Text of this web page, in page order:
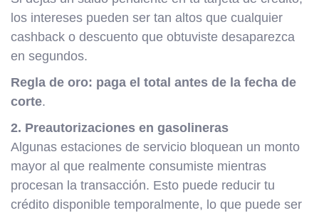
los intereses pueden ser tan altos que cualquier
cashback o descuento que obtuviste desaparezca
en segundos.
Regla de oro: paga el total antes de la fecha de
corte.
2. Preautorizaciones en gasolineras
Algunas estaciones de servicio bloquean un monto
mayor al que realmente consumiste mientras
procesan la transacción. Esto puede reducir tu
crédito disponible temporalmente, lo que puede ser